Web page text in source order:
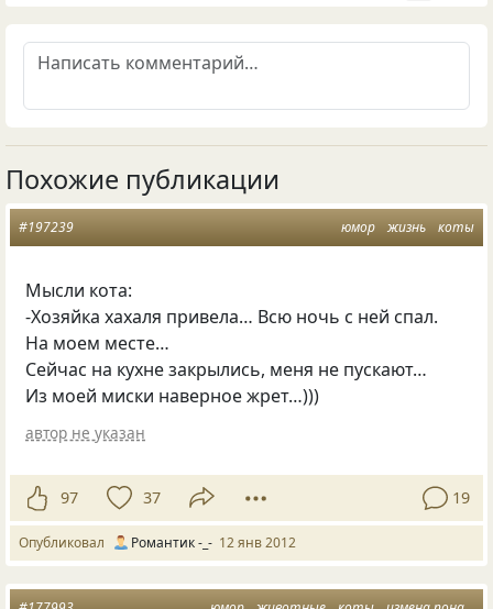
Похожие публикации
юмор жизнь коты
#197239
Мысли кота:
-Хозяйка хахаля привела… Всю ночь с ней спал.
На моем месте…
Сейчас на кухне закрылись, меня не пускают…
Из моей миски наверное жрет…)))
автор не указан
97 37 19
Опубликовал Романтик -_- 12 янв 2012